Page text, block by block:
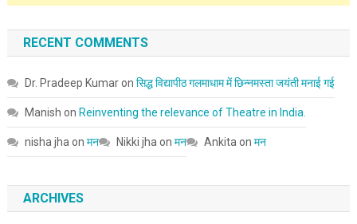
RECENT COMMENTS
Dr. Pradeep Kumaron सिद्ध विद्यापीठ गलमाधाम में छिन्नमस्ता जयंती मनाई गई
Manish on Reinventing the relevance of Theatre in India.
nisha jhaon मन Nikki jhaon मन Ankitaon मन
ARCHIVES